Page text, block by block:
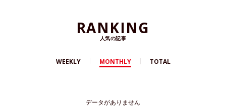
RANKING
人気の記事
WEEKLY MONTHLY TOTAL
データがありません